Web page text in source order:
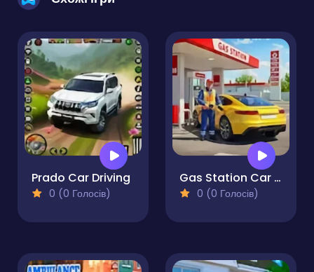
Prado Car Driving
0 (0 Голосів)
Gas Station Car Driving
0 (0 Голосів)